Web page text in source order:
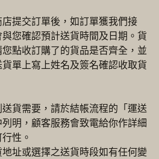
提交訂單後，如訂單獲我們接
您確認預計送貨時間及日期。貨
點收訂購了的貨品是否齊全，並
單上寫上姓名及簽名確認收取貨
貨需要，請於結帳流程的「運送
明，顧客服務會致電給你作詳細
性。
址或選擇之送貨時段如有任何變